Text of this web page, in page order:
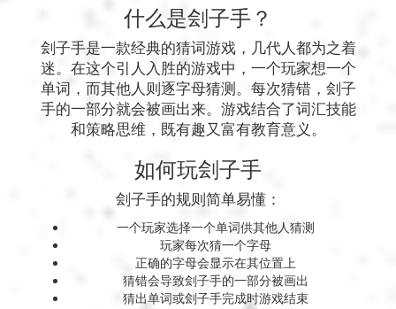
什么是刽子手？
刽子手是一款经典的猜词游戏，几代人都为之着
迷。在这个引人入胜的游戏中，一个玩家想一个
单词，而其他人则逐字母猜测。每次猜错，刽子
手的一部分就会被画出来。游戏结合了词汇技能
和策略思维，既有趣又富有教育意义。
如何玩刽子手
刽子手的规则简单易懂：
一个玩家选择一个单词供其他人猜测
玩家每次猜一个字母
正确的字母会显示在其位置上
猜错会导致刽子手的一部分被画出
猜出单词或刽子手完成时游戏结束